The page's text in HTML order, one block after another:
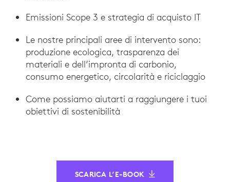
Emissioni Scope 3 e strategia di acquisto IT
Le nostre principali aree di intervento sono:
produzione ecologica, trasparenza dei
materiali e dell’impronta di carbonio,
consumo energetico, circolarità e riciclaggio
Come possiamo aiutarti a raggiungere i tuoi
obiettivi di sostenibilità
SCARICA L’E-BOOK